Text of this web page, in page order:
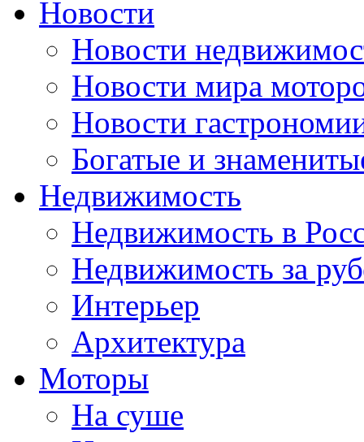
Новости
Новости
Новости мира
Новости
Богатые и
Недвижимость
Недвижимость в
Недвижимость за
Интерьер
Архитектура
Моторы
На суше